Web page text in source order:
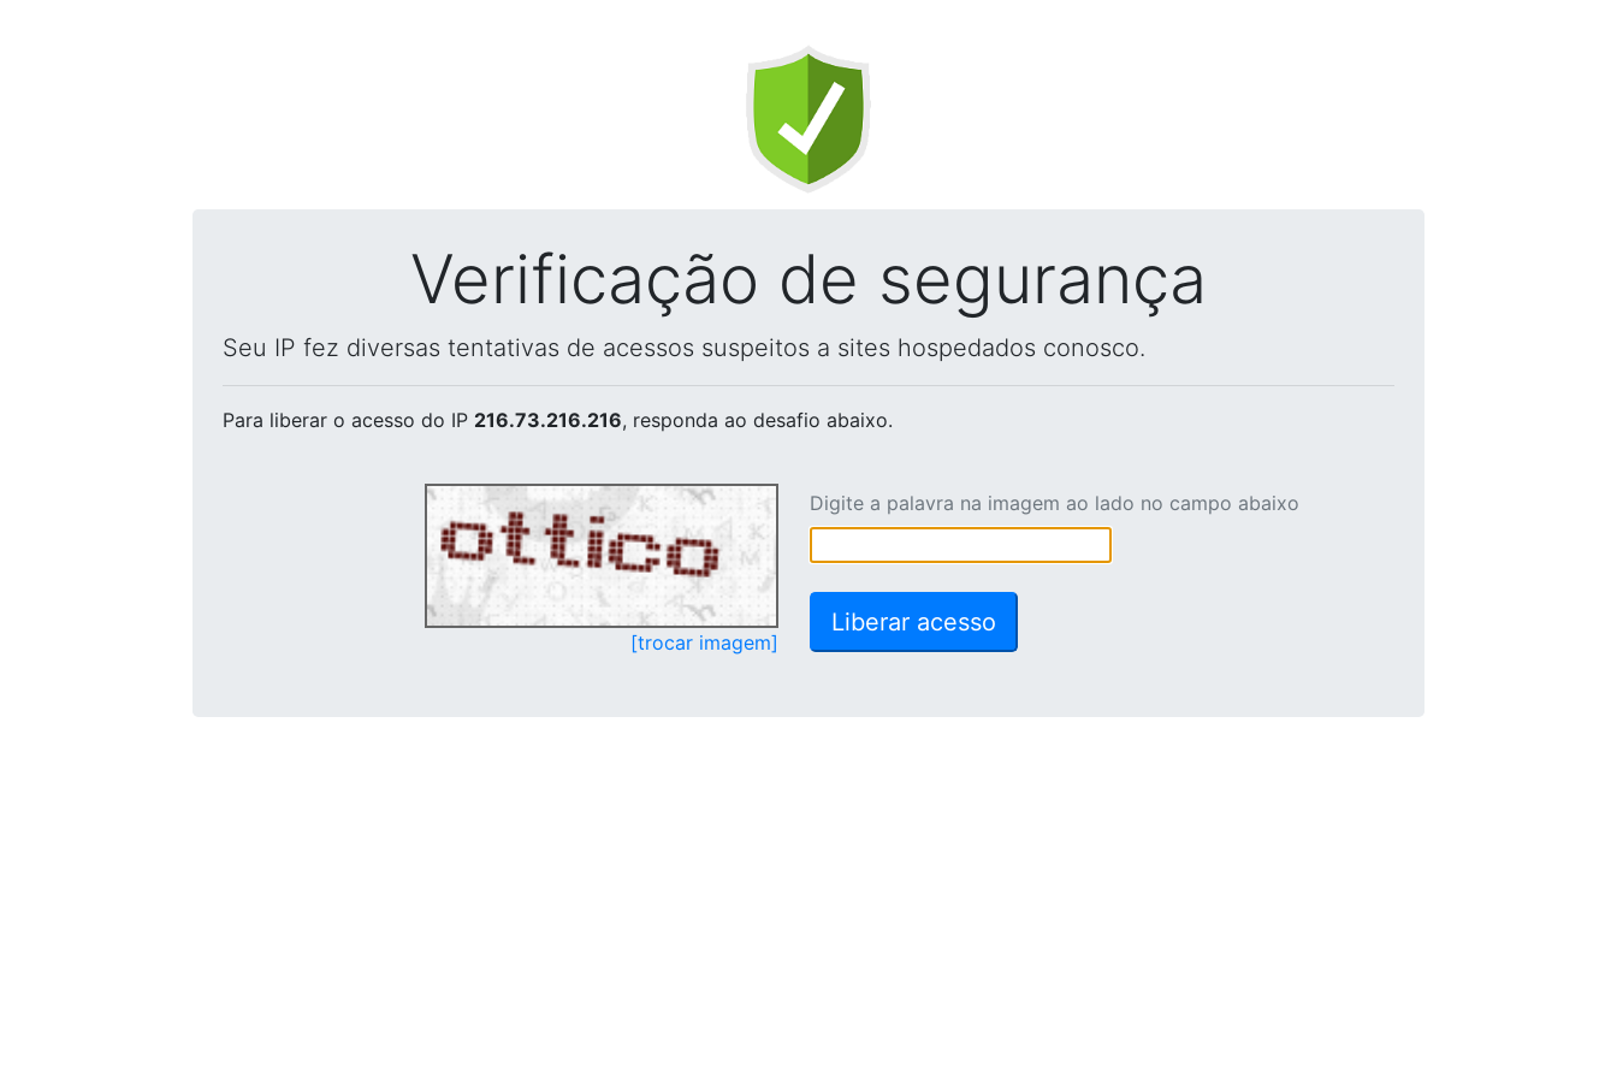
Verificação de segurança
Seu IP fez diversas tentativas de acessos suspeitos a sites hospedados conosco.
Para liberar o acesso do IP 216.73.216.216, responda ao desafio abaixo.
[trocar imagem]
Digite a palavra na imagem ao lado no campo abaixo